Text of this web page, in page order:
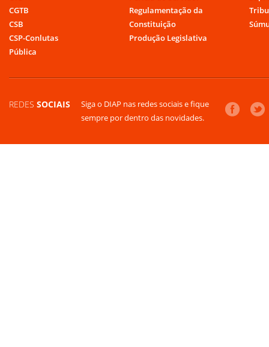
CGTB
CSB
CSP-Conlutas
Pública
Regulamentação da
Constituição
Produção Legislativa
REDES SOCIAIS
Siga o DIAP nas redes sociais e fique
sempre por dentro das novidades.